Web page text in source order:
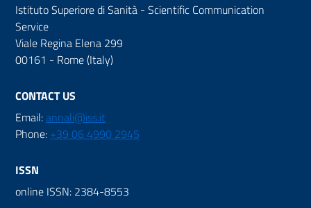
Istituto Superiore di Sanità - Scientific Communication
Service
Viale Regina Elena 299
00161 - Rome (Italy)
CONTACT US
Email:annali@iss.it
Phone: +39 06 4990 2945
ISSN
online ISSN: 2384-8553